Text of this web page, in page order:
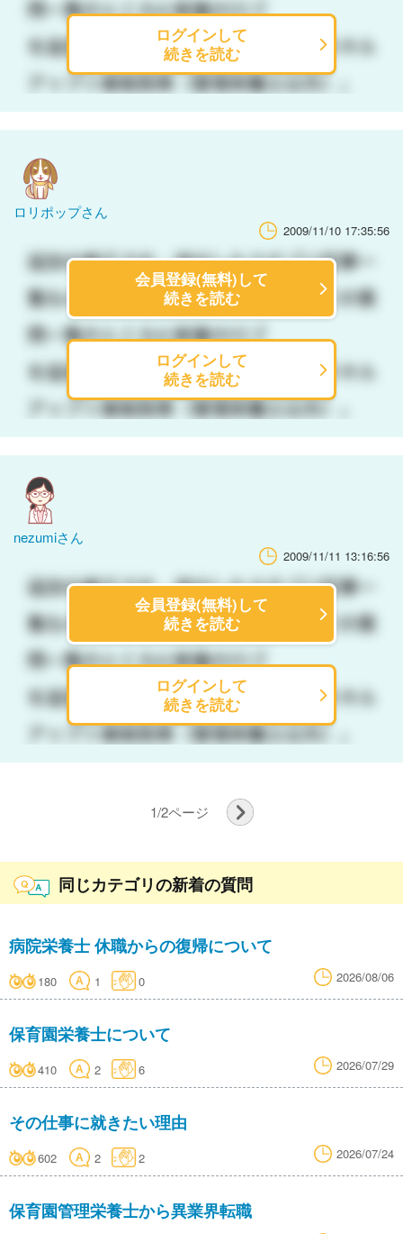
ログインして
続きを読む
ロリポップさん
2009/11/10 17:35:56
会員登録(無料)して
続きを読む
ログインして
続きを読む
nezumiさん
2009/11/11 13:16:56
会員登録(無料)して
続きを読む
ログインして
続きを読む
1/2ページ
同じカテゴリの新着の質問
病院栄養士 休職からの復帰について
180 1 0 2026/08/06
保育園栄養士について
410 2 6 2026/07/29
その仕事に就きたい理由
602 2 2 2026/07/24
保育園管理栄養士から異業界転職